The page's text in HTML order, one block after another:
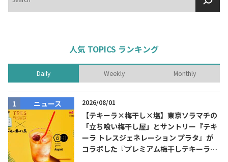
人気 TOPICS ランキング
Daily Weekly Monthly
ニュース 2026/08/01
【テキーラ×梅干し×塩】東京ソラマチの
「立ち喰い梅干し屋」とサントリー『テキ
ーラ トレスジェネレーション プラタ』が
コラボした『プレミアム梅干しテキーラソ